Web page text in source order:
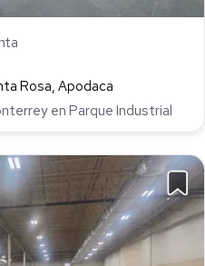
Rosa, Apodaca
en Parque Industrial